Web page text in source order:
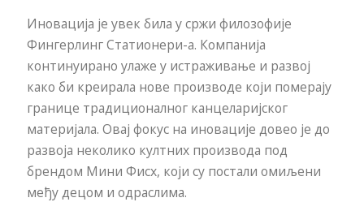
Иновација је увек била у сржи филозофије
Фингерлинг Статионери-а. Компанија
континуирано улаже у истраживање и развој
како би креирала нове производе који померају
границе традиционалног канцеларијског
материјала. Овај фокус на иновације довео је до
развоја неколико култних производа под
брендом Мини Фисх, који су постали омиљени
међу децом и одраслима.